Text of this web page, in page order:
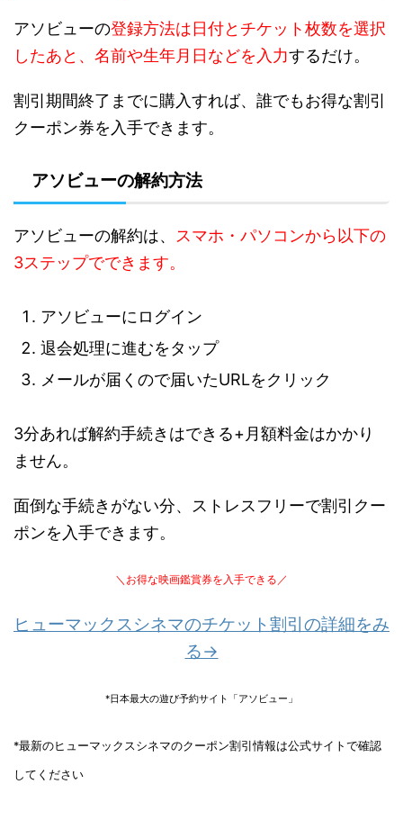
アソビューの登録方法は日付とチケット枚数を選択
したあと、名前や生年月日などを入力するだけ。
割引期間終了までに購入すれば、誰でもお得な割引
クーポン券を入手できます。
アソビューの解約方法
アソビューの解約は、
スマホ・パソコンから以下の
3ステップでできます。
アソビューにログイン
退会処理に進むをタップ
メールが届くので届いたURLをクリック
3分あれば解約手続きはできる+月額料金はかかり
ません。
面倒な手続きがない分、ストレスフリーで割引クー
ポンを入手できます。
＼お得な映画鑑賞券を入手できる／
ヒューマックスシネマのチケット割引の詳細をみ
る→
*日本最大の遊び予約サイト「アソビュー」
*最新のヒューマックスシネマのクーポン割引情報は公式サイトで確認
してください